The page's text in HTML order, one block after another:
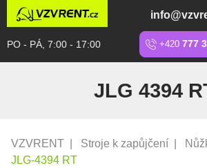
PO - PÁ, 7:00 - 17:00 +420 777
JLG 4394
VZVRENT Stroje k zapůjčení
JLG-4394 RT